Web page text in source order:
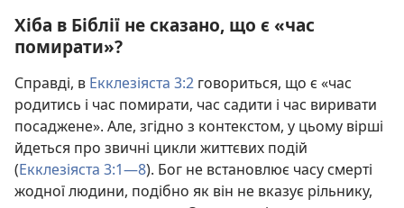
Хіба в Біблії не сказано, що є «час
помирати»?
Справді, в Екклезіяста 3:2 говориться, що є «час
родитись і час помирати, час садити і час виривати
посаджене». Але, згідно з контекстом, у цьому вірші
йдеться про звичні цикли життєвих подій
(Екклезіяста 3:1—8). Бог не встановлює часу смерті
жодної людини, подібно як він не вказує рільнику,